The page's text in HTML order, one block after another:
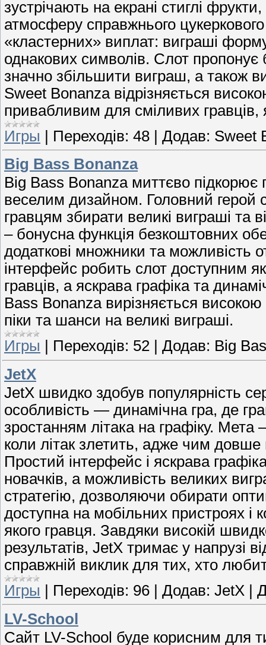
зустрічають на екрані стиглі
атмосферу справжнього
«кластерних» виплат: виграші
однакових символів. Слот пропонує
значно збільшити виграш, а також
Sweet Bonanza відрізняється
привабливим для сміливих гравців,
Игры | Переходів: 48 | Додав: Sweet
Big Bass Bonanza
Big Bass Bonanza миттєво
веселим дизайном. Головний герой
гравцям збирати великі виграші та
– бонусна функція безкоштовних
додаткові множники та можливість
інтерфейс робить слот доступним
гравців, а яскрава графіка та
Bass Bonanza вирізняється
піки та шанси на великі виграші.
Игры
Переходів: 52 Додав: Big
JetX
JetX швидко здобув популярність
особливість — динамічна гра, де
зростанням літака на графіку.
коли літак злетить, адже чим довше
Простий інтерфейс і яскрава
новачків, а можливість великих
стратегію, дозволяючи обирати
доступна на мобільних пристроях і
якого гравця. Завдяки високій
результатів, JetX тримає у напрузі
справжній виклик для тих, хто
Игры
Переходів: 96 Додав: JetX
LV-School
Сайт LV-School буде корисним для